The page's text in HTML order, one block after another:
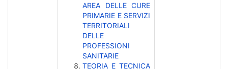
AREA DELLE CURE
PRIMARIE E SERVIZI
TERRITORIALI
DELLE
PROFESSIONI
SANITARIE
TEORIA E TECNICA